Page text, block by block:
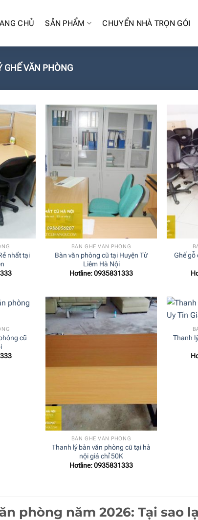
CHỦ SẢN PHẨM CHUYỂN NHÀ TRỌN GÓI
GHẾ VĂN PHÒNG
nhất tại
+
BÀN GHẾ VĂN PHÒNG
Bàn văn phòng cũ tại Huyện Từ
Liêm Hà Nội
Hotline: 0935831333
Ghế gỗ
cũ
+
BÀN GHẾ VĂN PHÒNG
Thanh lý bàn văn phòng cũ tại hà
nội giá chỉ 50K
Hotline: 0935831333
+
Thanh
phòng năm 2026: Tại sao